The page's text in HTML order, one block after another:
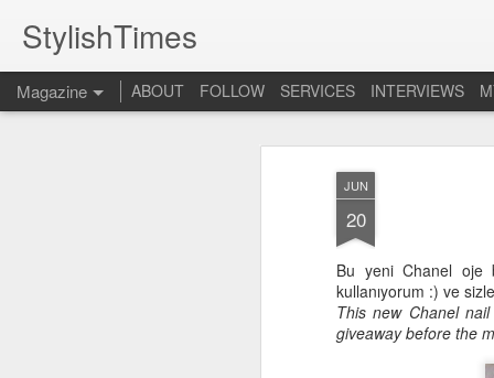
JUN
20
Bu yeni Chanel oje
kullanıyorum :) ve
This new Chanel
giveaway before the
StylishTimes
Magazine ABOUT FOLLOW SERVICES INTERVIEWS